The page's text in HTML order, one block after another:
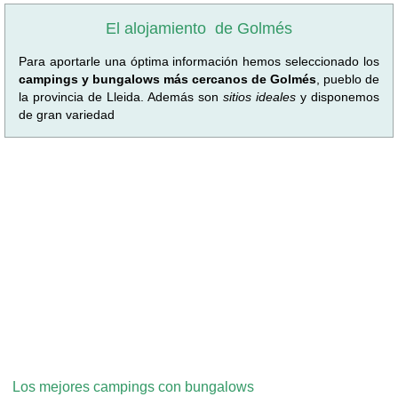
El alojamiento de Golmés
Para aportarle una óptima información hemos seleccionado los
campings y bungalows más cercanos de Golmés , pueblo de
la provincia de Lleida. Además son sitios ideales y disponemos
de gran variedad
Los mejores campings con bungalows